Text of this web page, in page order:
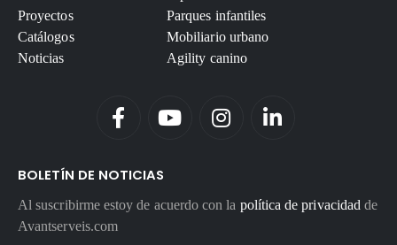
Proyectos
Catálogos
Noticias
Parques infantiles
Mobiliario urbano
Agility canino
BOLETÍN DE NOTICIAS
Al suscribirme estoy de acuerdo con la política de privacidad de
Avantserveis.com